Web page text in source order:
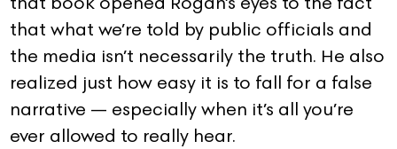
that what we’re told by public officials and
the media isn’t necessarily the truth. He also
realized just how easy it is to fall for a false
narrative — especially when it’s all you’re
ever allowed to really hear.